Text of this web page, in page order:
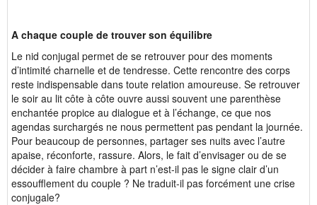
A chaque couple de trouver son équilibre
Le nid conjugal permet de se retrouver pour des moments
d’intimité charnelle et de tendresse. Cette rencontre des corps
reste indispensable dans toute relation amoureuse. Se retrouver
le soir au lit côte à côte ouvre aussi souvent une parenthèse
enchantée propice au dialogue et à l’échange, ce que nos
agendas surchargés ne nous permettent pas pendant la journée.
Pour beaucoup de personnes, partager ses nuits avec l’autre
apaise, réconforte, rassure. Alors, le fait d’envisager ou de se
décider à faire chambre à part n’est-il pas le signe clair d’un
essoufflement du couple ? Ne traduit-il pas forcément une crise
conjugale?